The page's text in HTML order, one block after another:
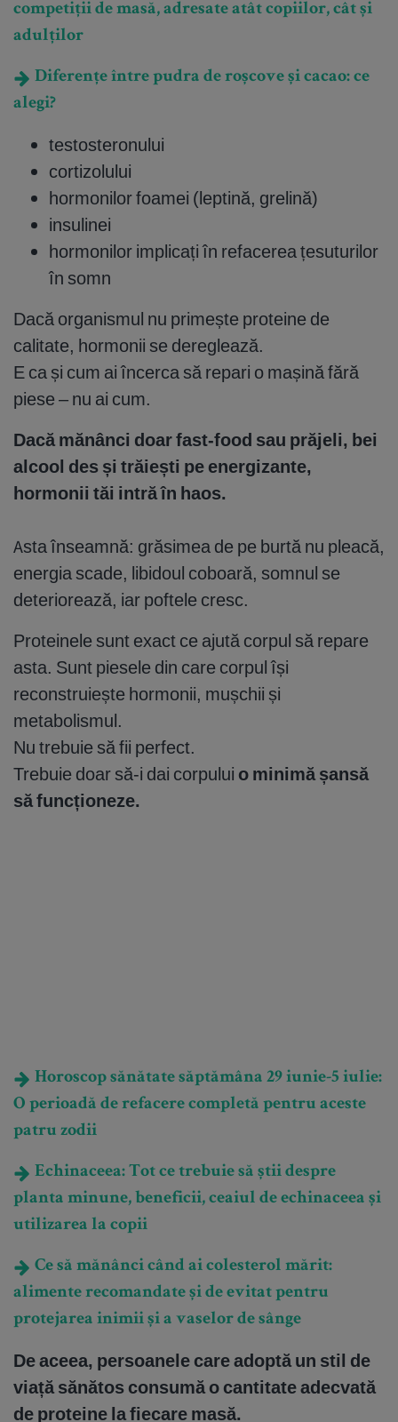
competiții de masă, adresate atât copiilor, cât și
adulților
Diferențe între pudra de roșcove și cacao: ce
alegi?
testosteronului
cortizolului
hormonilor foamei (leptină, grelină)
insulinei
hormonilor implicați în refacerea țesuturilor
în somn
Dacă organismul nu primește proteine de
calitate, hormonii se dereglează.
E ca și cum ai încerca să repari o mașină fără
piese – nu ai cum.
Dacă mănânci doar fast-food sau prăjeli, bei
alcool des și trăiești pe energizante,
hormonii tăi intră în haos.
Asta înseamnă: grăsimea de pe burtă nu pleacă,
energia scade, libidoul coboară, somnul se
deteriorează, iar poftele cresc.
Proteinele sunt exact ce ajută corpul să repare
asta. Sunt piesele din care corpul își
reconstruiește hormonii, mușchii și
metabolismul.
Nu trebuie să fii perfect.
Trebuie doar să-i dai corpului o minimă șansă
să funcționeze.
Horoscop sănătate săptămâna 29 iunie-5 iulie:
O perioadă de refacere completă pentru aceste
patru zodii
Echinaceea: Tot ce trebuie să știi despre
planta minune, beneficii, ceaiul de echinaceea și
utilizarea la copii
Ce să mănânci când ai colesterol mărit:
alimente recomandate și de evitat pentru
protejarea inimii și a vaselor de sânge
De aceea, persoanele care adoptă un stil de
viață sănătos consumă o cantitate adecvată
de proteine la fiecare masă.